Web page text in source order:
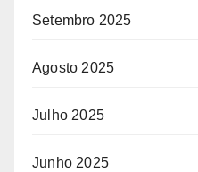
Setembro 2025
Agosto 2025
Julho 2025
Junho 2025